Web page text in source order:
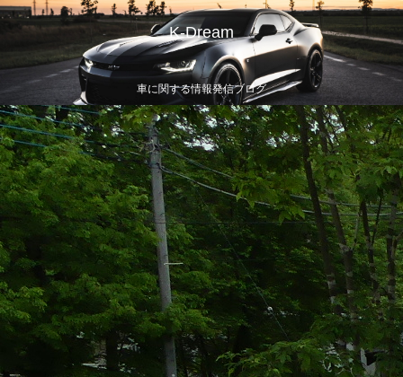
K-Dream
車に関する情報発信ブログ